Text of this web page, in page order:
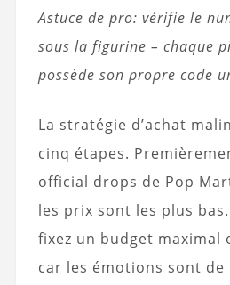
Astuce de pro: vérifie le
sous la figurine – chaque
possède son propre code
La stratégie d’achat
cinq étapes.
official drops de Pop
les prix sont les plus
fixez un budget maximal
car les émotions sont de